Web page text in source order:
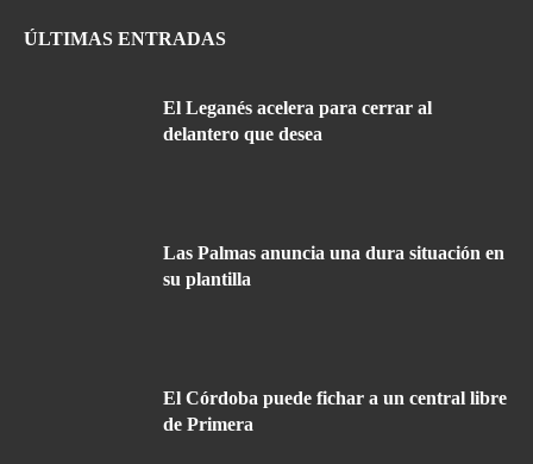
ÚLTIMAS ENTRADAS
El Leganés acelera para cerrar al
delantero que desea
Las Palmas anuncia una dura situación en
su plantilla
El Córdoba puede fichar a un central libre
de Primera